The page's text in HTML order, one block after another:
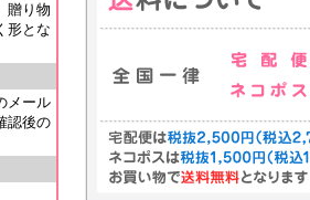
贈り物
形とな
メール
認後の